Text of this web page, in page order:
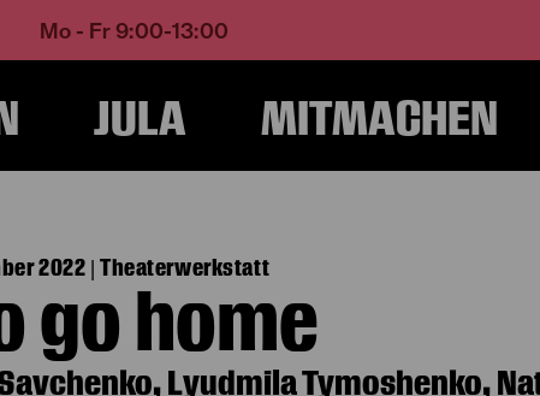
Mo - Fr 9:00-13:00
JULA MITMACHEN
2022 | Theaterwerkstatt
go home
Lyudmila Tymoshenko,